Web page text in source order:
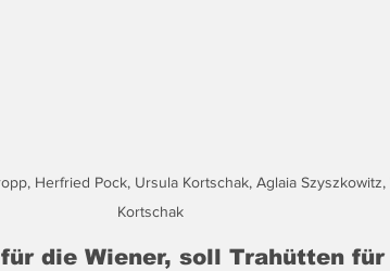
Herfried Pock, Ursula Kortschak, Aglaia
Kortschak
die Wiener, soll Trahütten